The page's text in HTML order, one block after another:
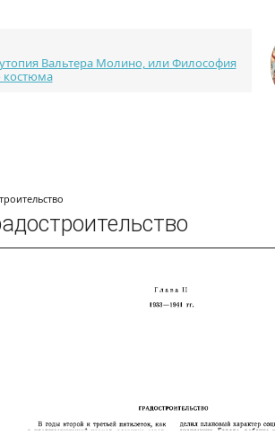
Вальтера Молино, или Философия
костюма